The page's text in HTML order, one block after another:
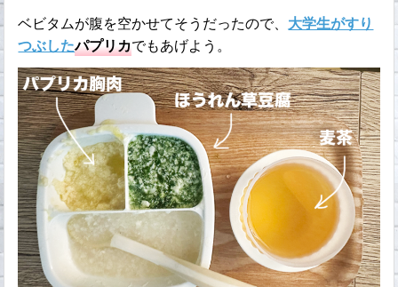
ベビタムが腹を空かせてそうだったので、大学生がすり
つぶしたパプリカでもあげよう。